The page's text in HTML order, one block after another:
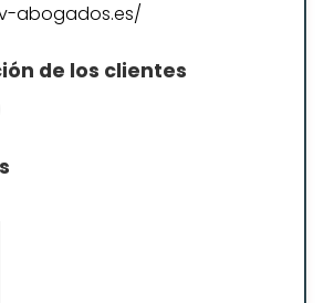
abogados.es/
de los clientes